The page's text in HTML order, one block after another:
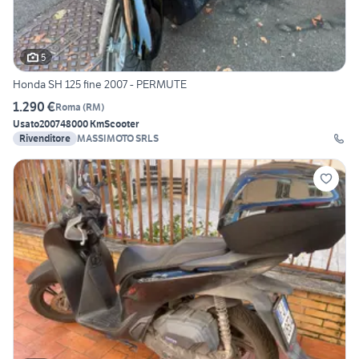
5
Honda SH 125 fine 2007 - PERMUTE
1.290 €Roma (RM)
Usato200748000 KmScooter
Rivenditore MASSIMOTO SRLS